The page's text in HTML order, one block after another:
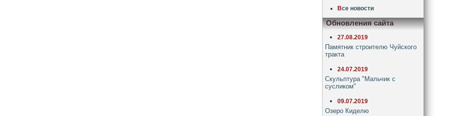
Все новости
Обновления сайта
27.08.2019
Памятник строителю Чуйского
тракта
24.07.2019
Скульптура "Мальчик с
сусликом"
09.07.2019
Озеро Киделю